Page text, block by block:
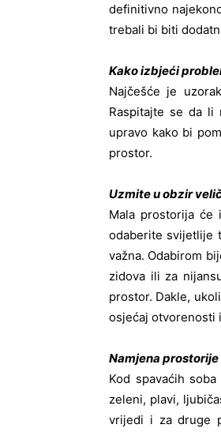
definitivno
trebali bi biti
Kako izbjeći
Najčešće je
Raspitajte se da li
upravo kako bi
prostor.
Uzmite u obzir
Mala prostorija će
odaberite svijetlije
važna. Odabirom
zidova ili za
prostor. Dakle,
osjećaj otvorenosti
Namjena
Kod spavaćih
zeleni, plavi,
vrijedi i za druge